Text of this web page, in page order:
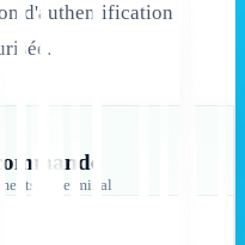
d'authentification
de terminal